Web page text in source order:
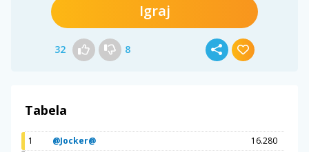
Igraj
32 8
Tabela
1 @Jocker@
16.280